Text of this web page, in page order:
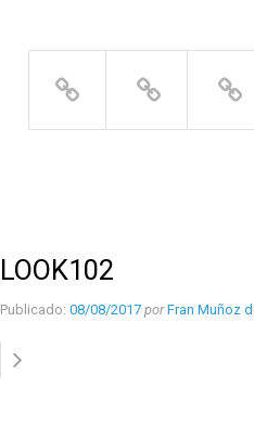
LOOK102
Publicado: 08/08/2017 por Fran Muñoz